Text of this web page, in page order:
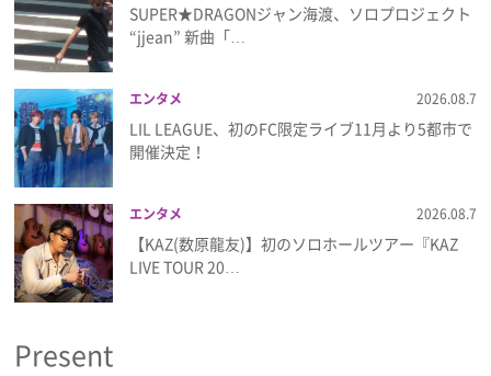
SUPER★DRAGONジャン海渡、ソロプロジェクト
“jjean” 新曲「…
エンタメ 2026.08.7
LIL LEAGUE、初のFC限定ライブ11月より5都市で
開催決定！
エンタメ 2026.08.7
【KAZ(数原龍友)】初のソロホールツアー『KAZ
LIVE TOUR 20…
Present